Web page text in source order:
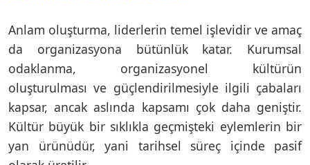
Anlam oluşturma, liderlerin temel işlevidir ve amaç
da organizasyona bütünlük katar. Kurumsal
odaklanma, organizasyonel kültürün
oluşturulması ve güçlendirilmesiyle ilgili çabaları
kapsar, ancak aslında kapsamı çok daha geniştir.
Kültür büyük bir sıklıkla geçmişteki eylemlerin bir
yan ürünüdür, yani tarihsel süreç içinde pasif